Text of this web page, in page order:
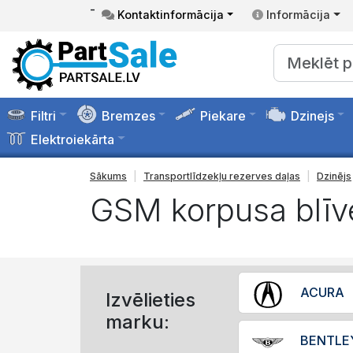
- Kontaktinformācija Informācija
Filtri Bremzes Piekare
Dzinejs
Elektroiekārta
Sākums Transportlīdzekļu rezerves daļas Dzinējs
GSM korpusa
Izvēlieties
marku:
ACURA